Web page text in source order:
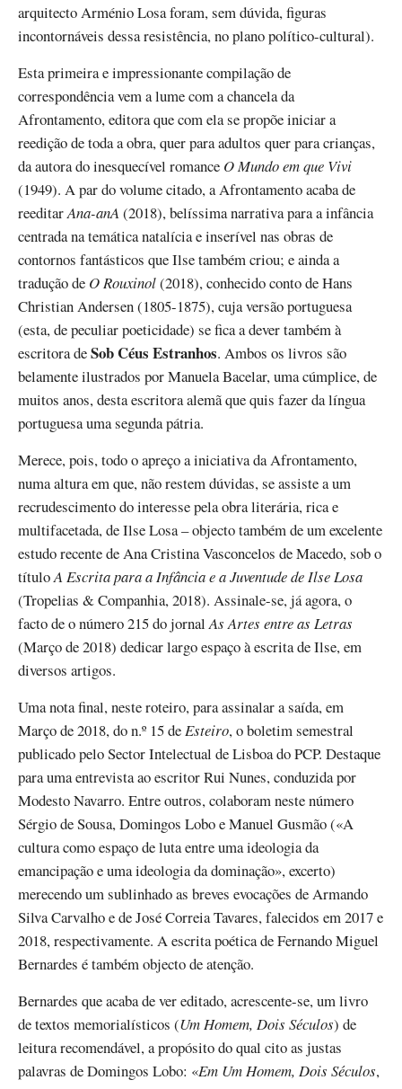
arquitecto Arménio Losa foram, sem dúvida, figuras
incontornáveis dessa resistência, no plano político-cultural).
Esta primeira e impressionante compilação de
correspondência vem a lume com a chancela da
Afrontamento, editora que com ela se propõe iniciar a
reedição de toda a obra, quer para adultos quer para crianças,
da autora do inesquecível romance O Mundo em que Vivi
(1949). A par do volume citado, a Afrontamento acaba de
reeditarAna-anA(2018), belíssima narrativa para a infância
centrada na temática natalícia e inserível nas obras de
contornos fantásticos que Ilse também criou; e ainda a
tradução de O Rouxinol(2018), conhecido conto de Hans
Christian Andersen (1805-1875), cuja versão portuguesa
(esta, de peculiar poeticidade) se fica a dever também à
escritora deSob Céus Estranhos. Ambos os livros são
belamente ilustrados por Manuela Bacelar, uma cúmplice, de
muitos anos, desta escritora alemã que quis fazer da língua
portuguesa uma segunda pátria.
Merece, pois, todo o apreço a iniciativa da Afrontamento,
numa altura em que, não restem dúvidas, se assiste a um
recrudescimento do interesse pela obra literária, rica e
multifacetada, de Ilse Losa – objecto também de um excelente
estudo recente de Ana Cristina Vasconcelos de Macedo, sob o
títuloA Escrita para a Infância e a Juventude de Ilse Losa
(Tropelias & Companhia, 2018). Assinale-se, já agora, o
facto de o número 215 do jornalAs Artes entre as Letras
(Março de 2018) dedicar largo espaço à escrita de Ilse, em
diversos artigos.
Uma nota final, neste roteiro, para assinalar a saída, em
Março de 2018, do n.º 15 deEsteiro, o boletim semestral
publicado pelo Sector Intelectual de Lisboa do PCP. Destaque
para uma entrevista ao escritor Rui Nunes, conduzida por
Modesto Navarro. Entre outros, colaboram neste número
Sérgio de Sousa, Domingos Lobo e Manuel Gusmão («A
cultura como espaço de luta entre uma ideologia da
emancipação e uma ideologia da dominação», excerto)
merecendo um sublinhado as breves evocações de Armando
Silva Carvalho e de José Correia Tavares, falecidos em 2017 e
2018, respectivamente. A escrita poética de Fernando Miguel
Bernardes é também objecto de atenção.
Bernardes que acaba de ver editado, acrescente-se, um livro
de textos memorialísticos (Um Homem, Dois Séculos) de
leitura recomendável, a propósito do qual cito as justas
palavras de Domingos Lobo: «Em Um Homem, Dois Séculos,